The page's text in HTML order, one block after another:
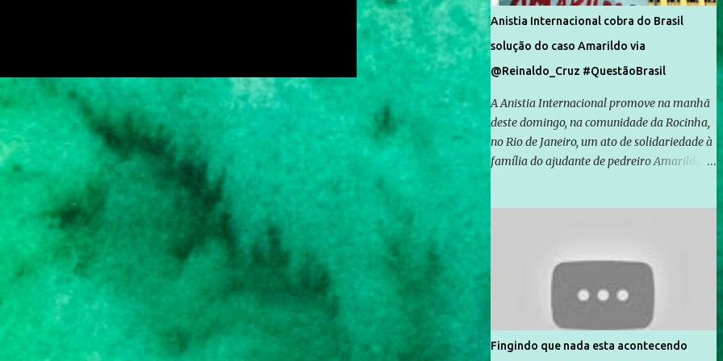
Anistia Internacional cobra do Brasil
solução do caso Amarildo via
@Reinaldo_Cruz #QuestãoBrasil
A Anistia Internacional promove na manhã
deste domingo, na comunidade da Rocinha,
no Rio de Janeiro, um ato de solidariedade à
família do ajudante de pedreiro Amarildo de
Rocinha. A assessora de Direitos Humanos
da Anistia Internacional, Renata Neder, disse
à Agência Brasil que ações e atividades de
mobilização são feitas normalmente pela
organização não governamental. As ações
de solidariedade são promovidas em apoio
Fingindo que nada esta acontecendo